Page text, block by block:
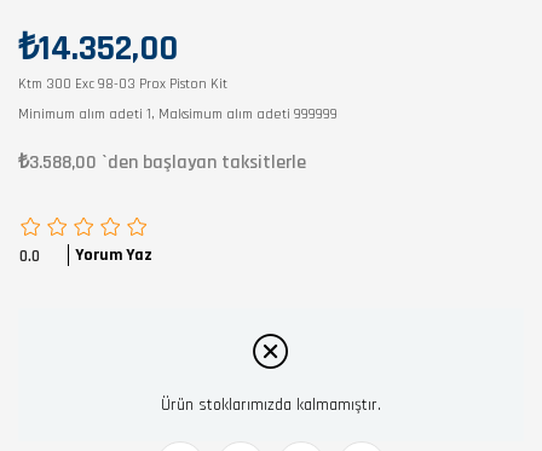
₺14.352,00
Ktm 300 Exc 98-03 Prox Piston Kit
Minimum alım adeti 1, Maksimum alım adeti 999999
₺3.588,00 `den başlayan taksitlerle
0.0 Yorum Yaz
Ürün stoklarımızda kalmamıştır.